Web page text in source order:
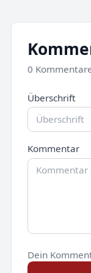
0
Überschrift
Kommentar
Dein